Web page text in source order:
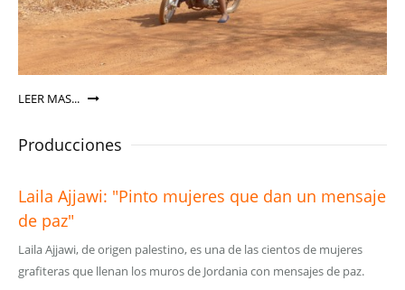
LEER MAS...
Producciones
Laila Ajjawi: "Pinto mujeres que dan un mensaje
de paz"
Laila Ajjawi, de origen palestino, es una de las cientos de mujeres
grafiteras que llenan los muros de Jordania con mensajes de paz.